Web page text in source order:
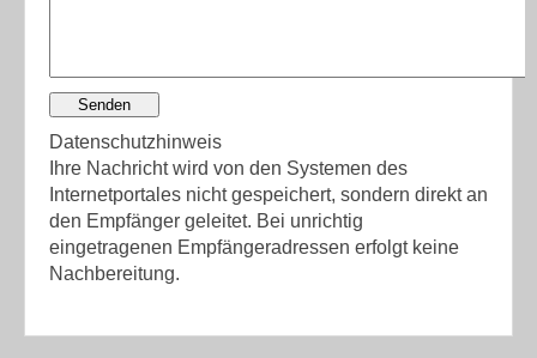
Senden
Datenschutzhinweis
Ihre Nachricht wird von den Systemen des
Internetportales nicht gespeichert, sondern direkt an
den Empfänger geleitet. Bei unrichtig
eingetragenen Empfängeradressen erfolgt keine
Nachbereitung.